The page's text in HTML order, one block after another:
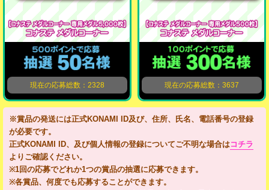
現在の応募総数：2328 現在の応募総数：3637
※賞品の発送には正式KONAMI ID及び、住所、氏名、電話番号の登録
が必要です。
正式KONAMI ID、及び個人情報の登録についてご不明な場合はコチラ
よりご確認ください。
※1回の応募でどれか1つの賞品の抽選に応募できます。
※各賞品、何度でも応募することができます。